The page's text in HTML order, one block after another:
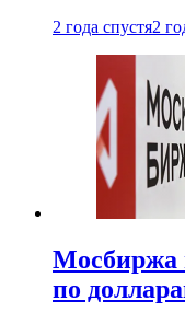
2 года спустя2
Мосбиржа
по